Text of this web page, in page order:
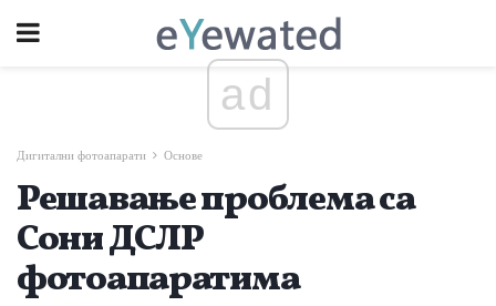
ad
Дигитални фотоапарати Основе
Решавање проблема са
Сони ДСЛР
фотоапаратима